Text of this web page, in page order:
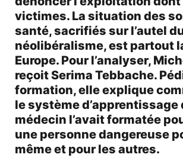
victimes. La situation des
santé, sacrifiés sur l’autel
néolibéralisme, est partout
Europe. Pour l’analyser,
reçoit Serima Tebbache.
formation, elle explique
le système d’apprentissage
médecin l’avait formatée
une personne dangereuse
même et pour les autres.